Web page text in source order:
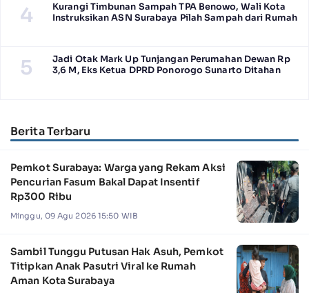
4
Kurangi Timbunan Sampah TPA Benowo, Wali Kota
Instruksikan ASN Surabaya Pilah Sampah dari Rumah
5
Jadi Otak Mark Up Tunjangan Perumahan Dewan Rp
3,6 M, Eks Ketua DPRD Ponorogo Sunarto Ditahan
Berita Terbaru
Pemkot Surabaya: Warga yang Rekam Aksi
Pencurian Fasum Bakal Dapat Insentif
Rp300 Ribu
Minggu, 09 Agu 2026 15:50 WIB
Sambil Tunggu Putusan Hak Asuh, Pemkot
Titipkan Anak Pasutri Viral ke Rumah
Aman Kota Surabaya